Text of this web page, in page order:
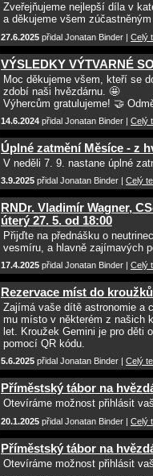
Zveřejňujeme nejlepší díla v
a děkujeme všem zúčastněným
27.6.2025 přidal Jonatan Binder | Celý
VÝSLEDKY VÝTVARNÉ
Moc děkujeme všem, kteří se
zdobí naši hvězdárnu. 🤩
Výhercům gratulujeme! 🤝
14.6.2024 přidal Jonatan Binder | Celý
Úplné zatmění Měsíce - z
V neděli 7. 9. nastane úplné
3.9.2025 přidal Jonatan Binder | Celý
RNDr. Vladimír Wagner,
úterý 27. 5. od 18:00
Přijďte na přednášku o
vesmíru, a hlavně zajímavých
17.4.2025 přidal Jonatan Binder | Celý
Rezervace míst do
Zajímá vaše dítě astronomie a
mu místo v některém z našich
let. Kroužek Gemini je pro děti
pomocí QR kódu.
5.6.2025 přidal Jonatan Binder | Celý
Příměstský tábor na
Otevíráme možnost přihlásit
20.1.2025 přidal Jonatan Binder | Celý
Příměstský tábor na
Otevíráme možnost přihlásit